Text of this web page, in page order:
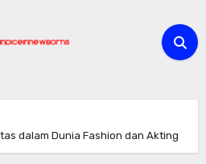
dalam Dunia Fashion dan Akting